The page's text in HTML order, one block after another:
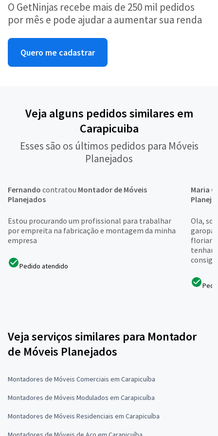
O GetNinjas recebe mais de 250 mil pedidos
por mês e pode ajudar a aumentar sua renda
Quero me cadastrar
Veja alguns pedidos similares em
Carapicuiba
Esses são os últimos pedidos para Móveis
Planejados
Fernando contratou Montador de Móveis
Planejados
Estou procurando um profissional para trabalhar
por empreita na fabricação e montagem da minha
empresa
Pedido atendido
Maria
Ola,
consiga
Veja serviços similares para Montador
de Móveis Planejados
Montadores de Móveis Comerciais em Carapicuíba
Montadores de Móveis Modulados em Carapicuíba
Montadores de Móveis Residenciais em Carapicuíba